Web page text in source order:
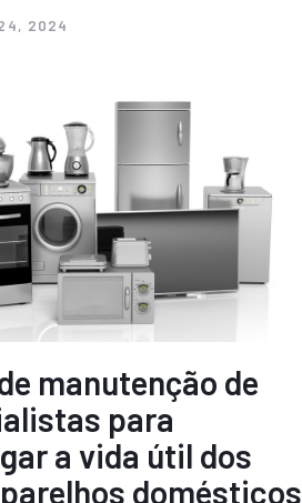
2024
manutenção de
para
a vida útil dos
domésticos